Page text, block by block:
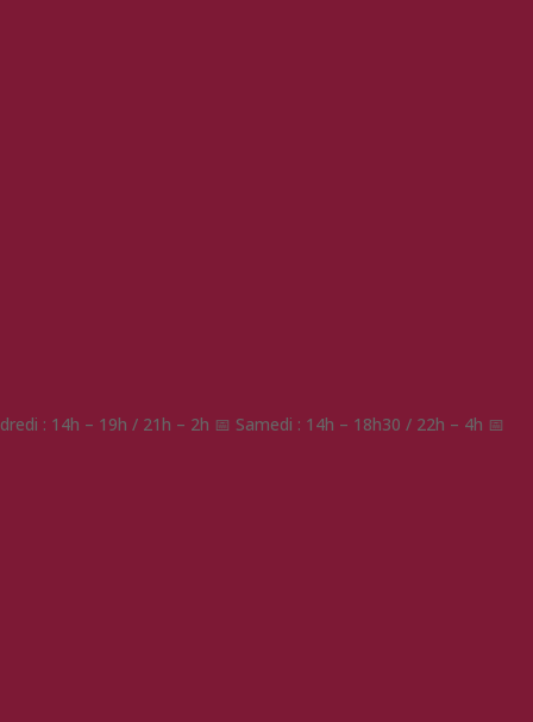
: 14h – 19h / 21h – 2h 📅 Samedi : 14h – 18h30 / 22h – 4h 📅